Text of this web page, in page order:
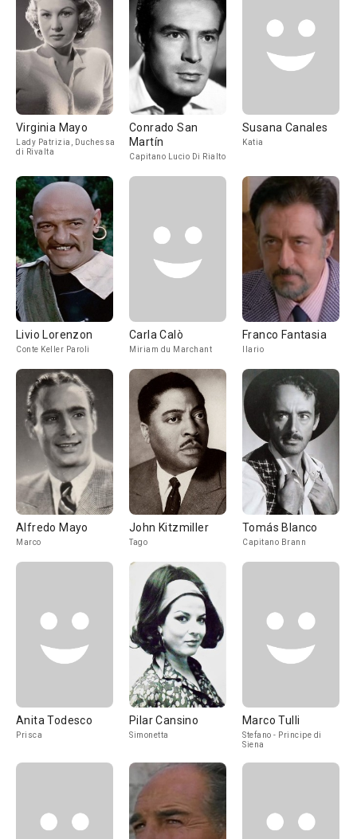
Virginia Mayo
Lady Patrizia, Duchessa
di Rivalta
Conrado San
Martín
Capitano Lucio Di Rialto
Susana Canales
Katia
Livio Lorenzon
Conte Keller Paroli
Carla Calò
Miriam du Marchant
Franco Fantasia
Ilario
Alfredo Mayo
Marco
John Kitzmiller
Tago
Tomás Blanco
Capitano Brann
Anita Todesco
Prisca
Pilar Cansino
Simonetta
Marco Tulli
Stefano - Principe di
Siena